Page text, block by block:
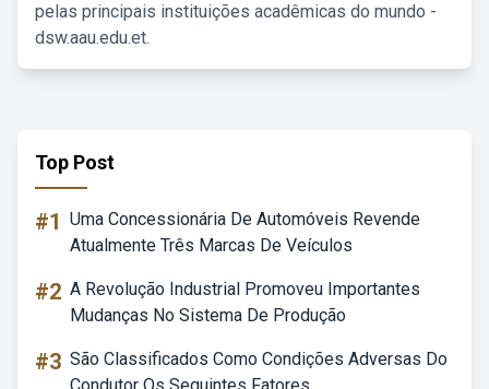
pelas principais instituições acadêmicas do mundo -
dsw.aau.edu.et.
Top Post
#1 Uma Concessionária De Automóveis Revende
Atualmente Três Marcas De Veículos
#2 A Revolução Industrial Promoveu Importantes
Mudanças No Sistema De Produção
#3 São Classificados Como Condições Adversas Do